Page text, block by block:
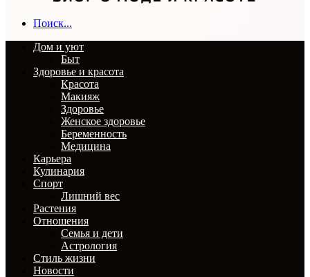
Поиск...
Дом и уют
Быт
Здоровье и красота
Красота
Макияж
Здоровье
Женское здоровье
Беременность
Медицина
Карьера
Кулинария
Спорт
Лишний вес
Растения
Отношения
Семья и дети
Астрология
Стиль жизни
Новости